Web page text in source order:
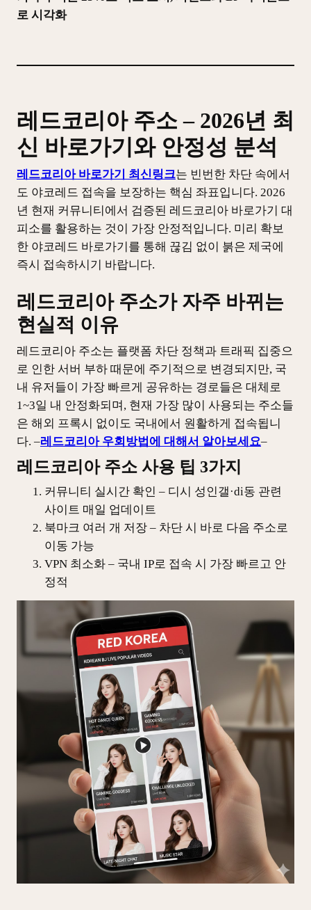
로 시각화
레드코리아 주소 – 2026년 최
신 바로가기와 안정성 분석
레드코리아 바로가기 최신링크는 빈번한 차단 속에서
도 야코레드 접속을 보장하는 핵심 좌표입니다. 2026
년 현재 커뮤니티에서 검증된 레드코리아 바로가기 대
피소를 활용하는 것이 가장 안정적입니다. 미리 확보
한 야코레드 바로가기를 통해 끊김 없이 붉은 제국에
즉시 접속하시기 바랍니다.
레드코리아 주소가 자주 바뀌는
현실적 이유
레드코리아 주소는 플랫폼 차단 정책과 트래픽 집중으
로 인한 서버 부하 때문에 주기적으로 변경되지만, 국
내 유저들이 가장 빠르게 공유하는 경로들은 대체로
1~3일 내 안정화되며, 현재 가장 많이 사용되는 주소들
은 해외 프록시 없이도 국내에서 원활하게 접속됩니
다. –레드코리아 우회방법에 대해서 알아보세요–
레드코리아 주소 사용 팁 3가지
커뮤니티 실시간 확인 – 디시 성인갤·di동 관련
사이트 매일 업데이트
북마크 여러 개 저장 – 차단 시 바로 다음 주소로
이동 가능
VPN 최소화 – 국내 IP로 접속 시 가장 빠르고 안
정적